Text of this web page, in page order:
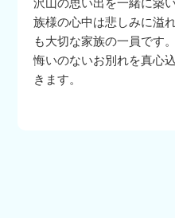
族様の心中は悲しみに溢
も大切な家族の一員です。
悔いのないお別れを真心
きます。